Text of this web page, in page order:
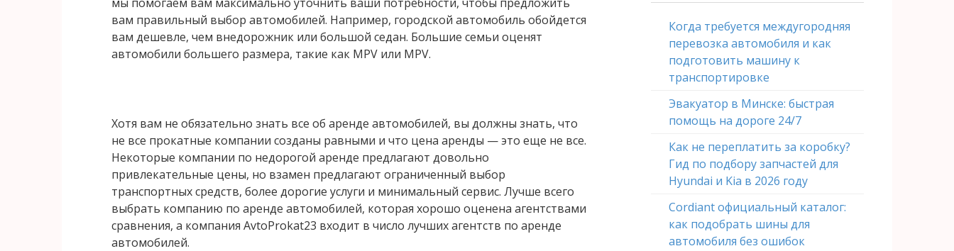
вам правильный выбор автомобилей. Например, городской автомобиль обойдется
вам дешевле, чем внедорожник или большой седан. Большие семьи оценят
автомобили большего размера, такие как MPV или MPV.
Хотя вам не обязательно знать все об аренде автомобилей, вы должны знать, что
не все прокатные компании созданы равными и что цена аренды — это еще не все.
Некоторые компании по недорогой аренде предлагают довольно
привлекательные цены, но взамен предлагают ограниченный выбор
транспортных средств, более дорогие услуги и минимальный сервис. Лучше всего
выбрать компанию по аренде автомобилей, которая хорошо оценена агентствами
сравнения, а компания AvtoProkat23 входит в число лучших агентств по аренде
автомобилей.
Когда требуется междугородняя
перевозка автомобиля и как
подготовить машину к
транспортировке
Эвакуатор в Минске: быстрая
помощь на дороге 24/7
Как не переплатить за коробку?
Гид по подбору запчастей для
Hyundai и Kia в 2026 году
Cordiant официальный каталог:
как подобрать шины для
автомобиля без ошибок